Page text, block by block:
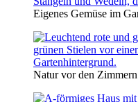
Eigenes Gemüse im
Natur vor den